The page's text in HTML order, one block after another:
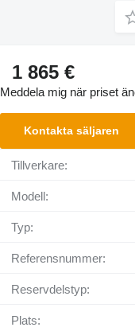
1 865 €
Meddela mig när priset
Kontakta säljaren
Tillverkare:
Modell:
Typ:
Referensnummer:
Reservdelstyp:
Plats: